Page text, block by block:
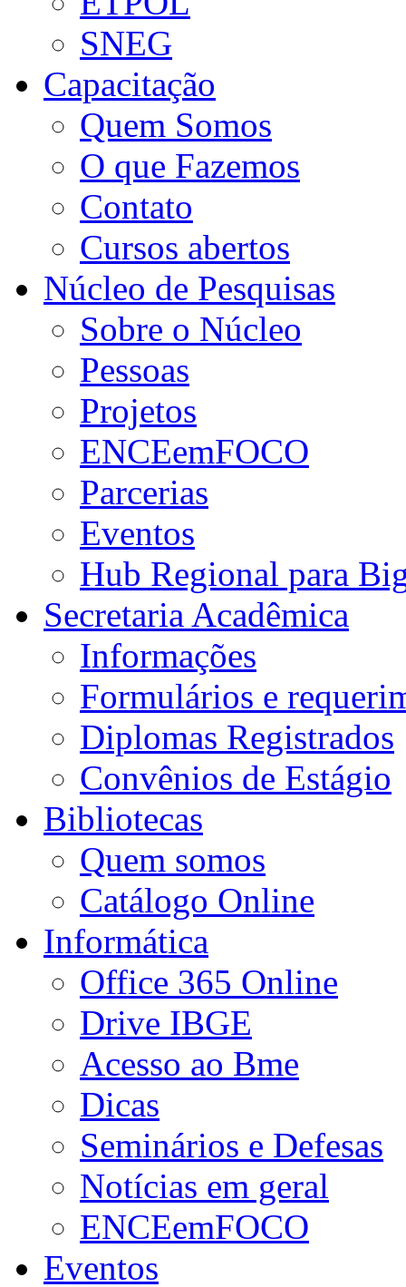
SNEG
Capacitação
Quem Somos
O que Fazemos
Contato
Cursos abertos
Núcleo de Pesquisas
Sobre o Núcleo
Pessoas
Projetos
ENCEemFOCO
Parcerias
Eventos
Hub Regional para
Secretaria Acadêmica
Informações
Formulários e
Diplomas Registrados
Convênios de Estágio
Bibliotecas
Quem somos
Catálogo Online
Informática
Office 365 Online
Drive IBGE
Acesso ao Bme
Dicas
Seminários e Defesas
Notícias em geral
ENCEemFOCO
Eventos